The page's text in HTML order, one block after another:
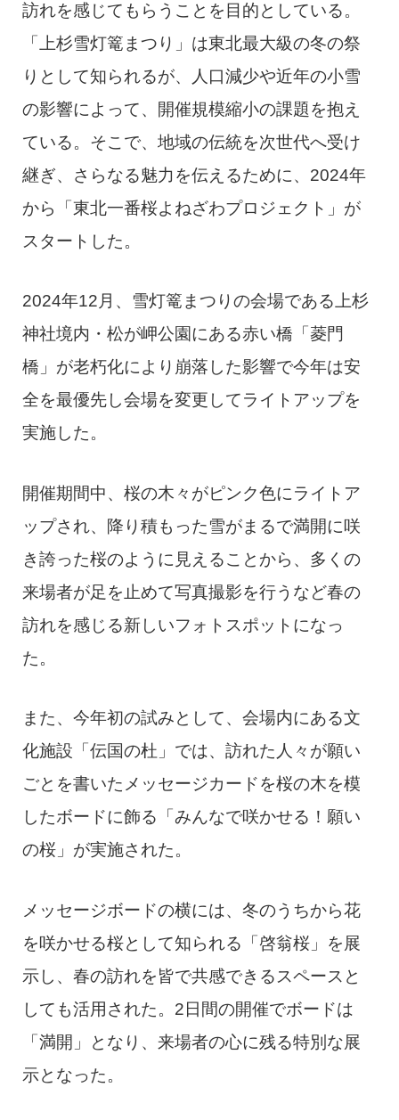
訪れを感じてもらうことを目的としている。
「上杉雪灯篭まつり」は東北最大級の冬の祭
りとして知られるが、人口減少や近年の小雪
の影響によって、開催規模縮小の課題を抱え
ている。そこで、地域の伝統を次世代へ受け
継ぎ、さらなる魅力を伝えるために、2024年
から「東北一番桜よねざわプロジェクト」が
スタートした。
2024年12月、雪灯篭まつりの会場である上杉
神社境内・松が岬公園にある赤い橋「菱門
橋」が老朽化により崩落した影響で今年は安
全を最優先し会場を変更してライトアップを
実施した。
開催期間中、桜の木々がピンク色にライトア
ップされ、降り積もった雪がまるで満開に咲
き誇った桜のように見えることから、多くの
来場者が足を止めて写真撮影を行うなど春の
訪れを感じる新しいフォトスポットになっ
た。
また、今年初の試みとして、会場内にある文
化施設「伝国の杜」では、訪れた人々が願い
ごとを書いたメッセージカードを桜の木を模
したボードに飾る「みんなで咲かせる！願い
の桜」が実施された。
メッセージボードの横には、冬のうちから花
を咲かせる桜として知られる「啓翁桜」を展
示し、春の訪れを皆で共感できるスペースと
しても活用された。2日間の開催でボードは
「満開」となり、来場者の心に残る特別な展
示となった。